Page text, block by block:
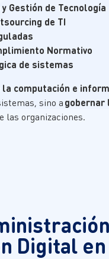
Gestión de Tecnología
de TI
Normativo
de sistemas
la computación e
sino agobernar
las organizaciones.
Digital en